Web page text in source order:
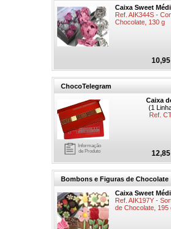
Caixa Sweet
Ref. AIK344S -
Chocolate, 130 g
ChocoTelegram
Informação
de Produto
Caixa
(1
Ref.
Bombons e Figuras de Chocolate
Caixa Sweet
Ref. AIK197Y -
de Chocolate, 195